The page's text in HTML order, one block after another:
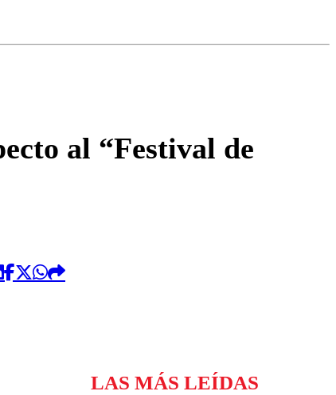
al “Festival de
LAS MÁS LEÍDAS